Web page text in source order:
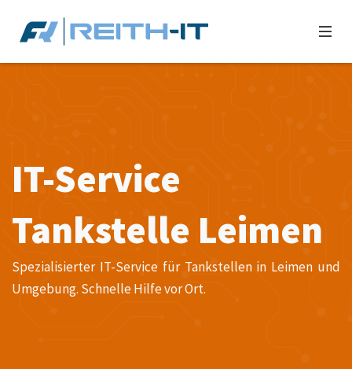
IT-Service
Tankstelle Leimen
Spezialisierter IT-Service für Tankstellen in Leimen und
Umgebung. Schnelle Hilfe vor Ort.